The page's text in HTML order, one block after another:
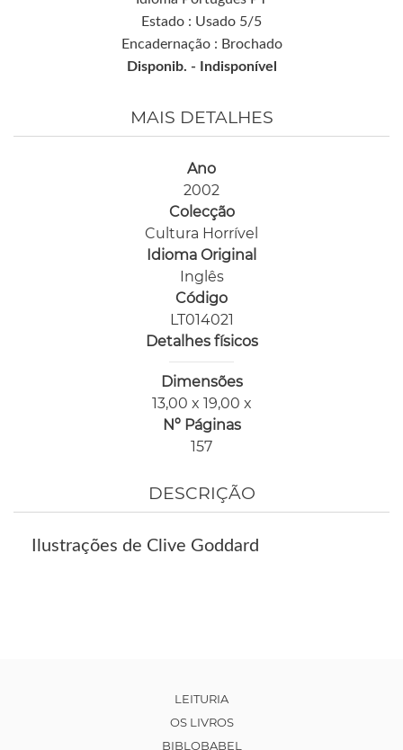
Estado : Usado 5/5
Encadernação : Brochado
Disponib. -
Indisponível
MAIS DETALHES
Ano
2002
Colecção
Cultura Horrível
Idioma Original
Inglês
Código
LT014021
Detalhes físicos
Dimensões
13,00 x 19,00 x
Nº Páginas
157
DESCRIÇÃO
Ilustrações de Clive Goddard
LEITURIA
OS LIVROS
BIBLOBABEL